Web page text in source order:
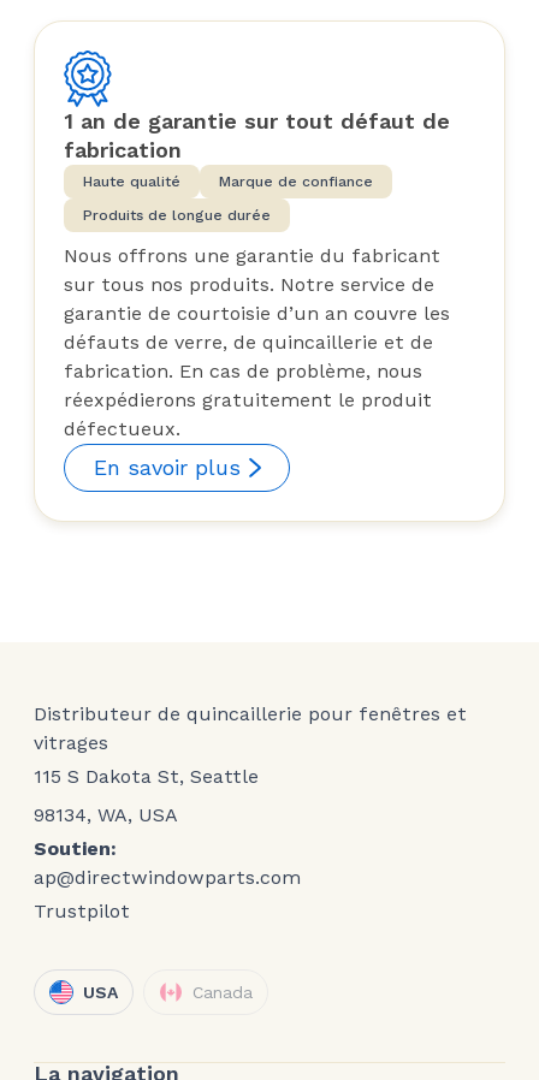
1 an de garantie sur tout défaut de
fabrication
Haute qualité
Marque de confiance
Produits de longue durée
Nous offrons une garantie du fabricant
sur tous nos produits. Notre service de
garantie de courtoisie d’un an couvre les
défauts de verre, de quincaillerie et de
fabrication. En cas de problème, nous
réexpédierons gratuitement le produit
défectueux.
En savoir plus
Distributeur de quincaillerie pour fenêtres et
vitrages
115 S Dakota St, Seattle
98134, WA, USA
Soutien:
ap@directwindowparts.com
Trustpilot
USA Canada
La navigation